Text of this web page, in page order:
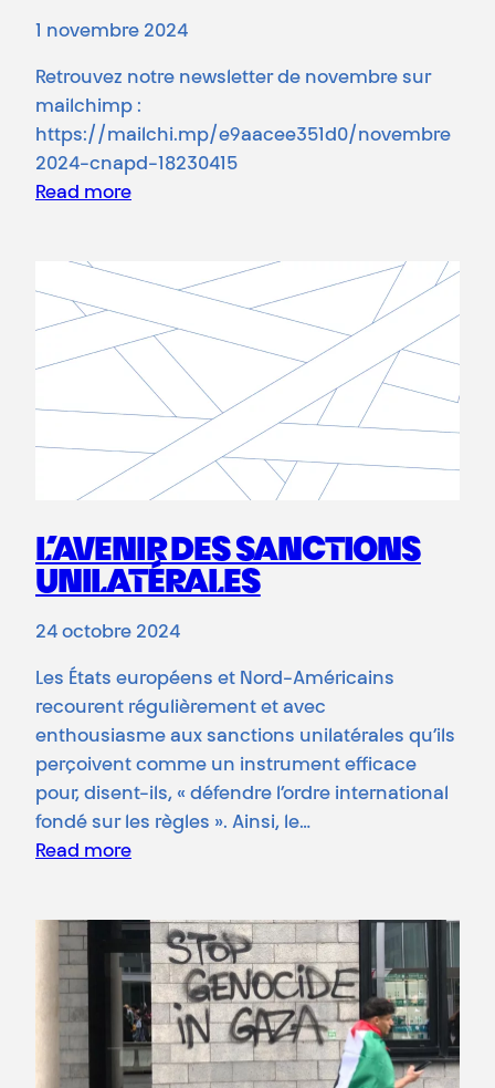
1 novembre 2024
Retrouvez notre newsletter de novembre sur
mailchimp :
https://mailchi.mp/e9aacee351d0/novembre
2024-cnapd-18230415
Read more
L’AVENIR DES SANCTIONS
UNILATÉRALES
24 octobre 2024
Les États européens et Nord-Américains
recourent régulièrement et avec
enthousiasme aux sanctions unilatérales qu’ils
perçoivent comme un instrument efficace
pour, disent-ils, « défendre l’ordre international
fondé sur les règles ». Ainsi, le…
Read more